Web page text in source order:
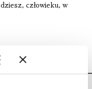
człowieku, w